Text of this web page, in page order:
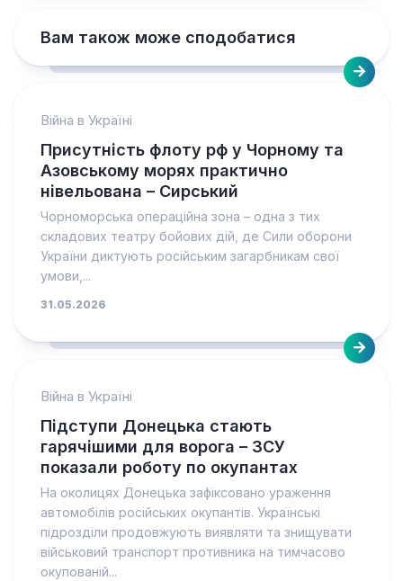
Вам також може сподобатися
Війна в Україні
Присутність флоту рф у Чорному та
Азовському морях практично
нівельована – Сирський
Чорноморська операційна зона – одна з тих
складових театру бойових дій, де Сили оборони
України диктують російським загарбникам свої
умови,...
31.05.2026
Війна в Україні
Підступи Донецька стають
гарячішими для ворога – ЗСУ
показали роботу по окупантах
На околицях Донецька зафіксовано ураження
автомобілів російських окупантів. Українські
підрозділи продовжують виявляти та знищувати
військовий транспорт противника на тимчасово
окупованій...